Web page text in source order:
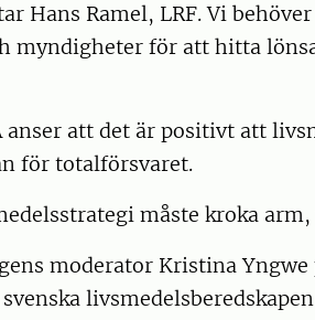
Hans Ramel, LRF. Vi
myndigheter för att hitta
anser att det är positivt att
för totalförsvaret.
måste kroka
moderator Kristina Yngwe